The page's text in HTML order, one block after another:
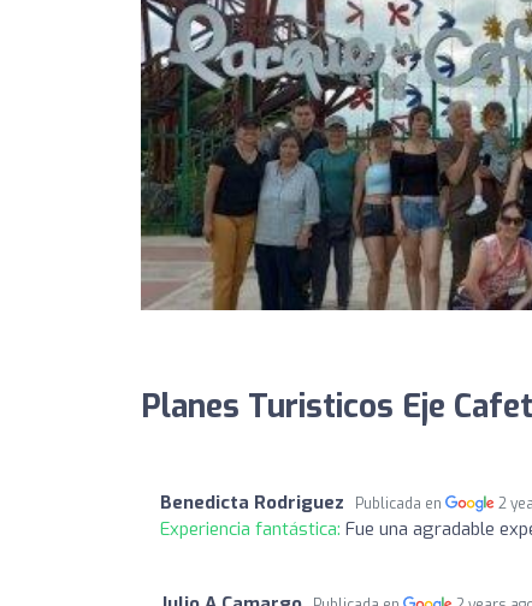
Planes Turisticos Eje
Benedicta Rodriguez Publicada en 2
Experiencia fantástica: Fue una agradable